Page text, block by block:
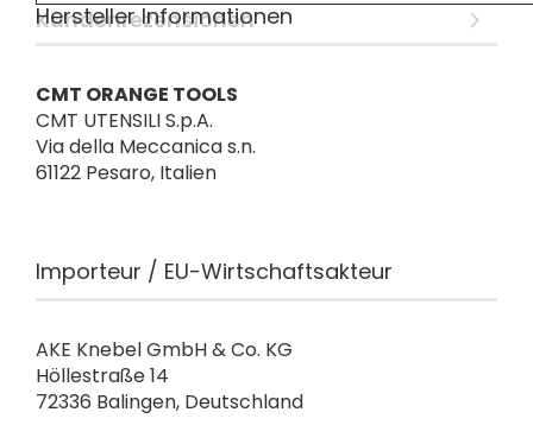
Kundenrezensionen
Hersteller Informationen
CMT ORANGE TOOLS
CMT UTENSILI S.p.A.
Via della Meccanica s.n.
61122 Pesaro, Italien
Importeur / EU-Wirtschaftsakteur
AKE Knebel GmbH & Co. KG
Höllestraße 14
72336 Balingen, Deutschland